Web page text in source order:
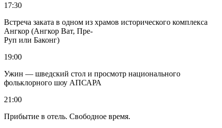
17:30
Встреча заката в одном из храмов исторического комплекса
Ангкор (Ангкор Ват, Пре-
Руп или Баконг)
19:00
Ужин — шведский стол и просмотр национального
фольклорного шоу АПСАРА
21:00
Прибытие в отель. Свободное время.